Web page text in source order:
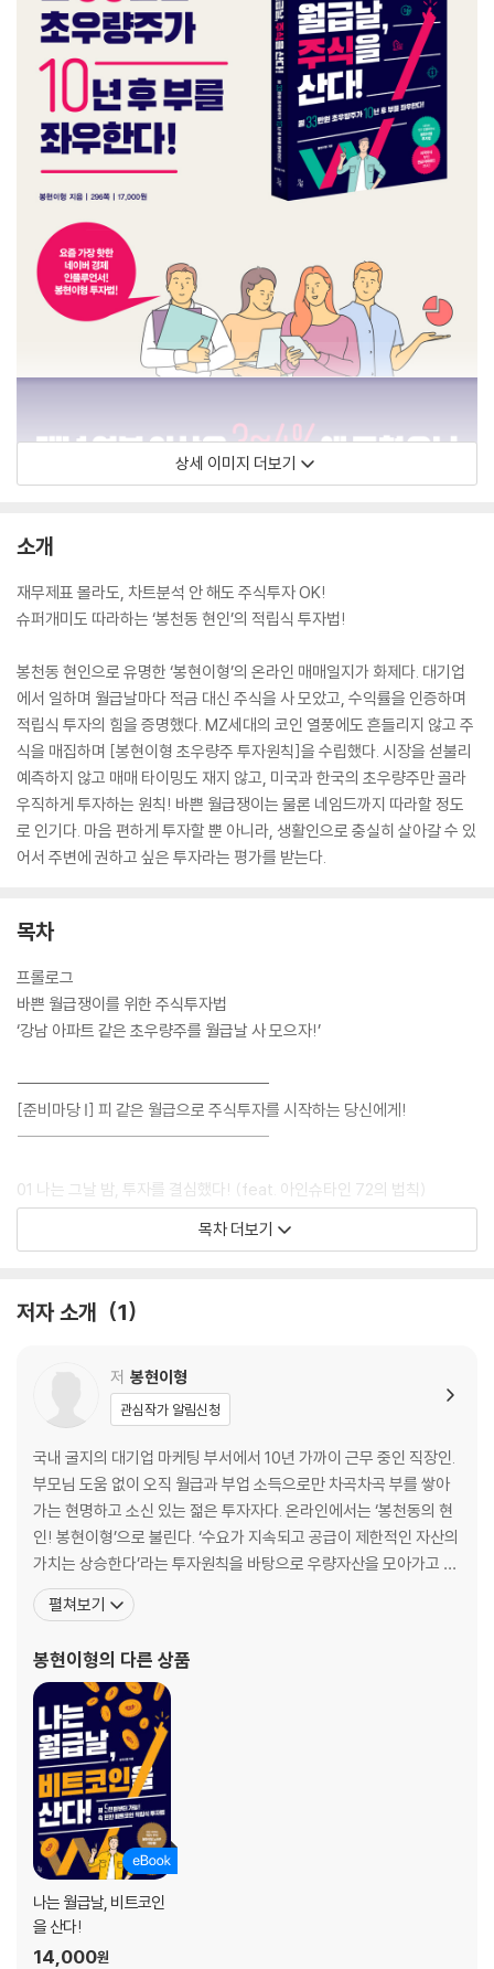
상세 이미지 더보기
소개
재무제표 몰라도, 차트분석 안 해도 주식투자 OK!
슈퍼개미도 따라하는 ‘봉천동 현인’의 적립식 투자법!
봉천동 현인으로 유명한 ‘봉현이형’의 온라인 매매일지가 화제다. 대기업
에서 일하며 월급날마다 적금 대신 주식을 사 모았고, 수익률을 인증하며
적립식 투자의 힘을 증명했다. MZ세대의 코인 열풍에도 흔들리지 않고 주
식을 매집하며 [봉현이형 초우량주 투자원칙]을 수립했다. 시장을 섣불리
예측하지 않고 매매 타이밍도 재지 않고, 미국과 한국의 초우량주만 골라
우직하게 투자하는 원칙! 바쁜 월급쟁이는 물론 네임드까지 따라할 정도
로 인기다. 마음 편하게 투자할 뿐 아니라, 생활인으로 충실히 살아갈 수 있
어서 주변에 권하고 싶은 투자라는 평가를 받는다.
목차
프롤로그
바쁜 월급쟁이를 위한 주식투자법
‘강남 아파트 같은 초우량주를 월급날 사 모으자!’
--------------------------------------
[준비마당 Ⅰ] 피 같은 월급으로 주식투자를 시작하는 당신에게!
--------------------------------------
01 나는 그날 밤, 투자를 결심했다! (feat. 아인슈타인 72의 법칙)
5,000만원을 1억원으로 만들려면 70년이 걸린다고?
02 은행 예적금 말고 어디에 투자해야 하나?
창업? 가상화폐? 부동산? 지금 내가 할 수 있는 투자는 무엇인가?
03 내 월급으로 강남 아파트 사는 건 불가능하다
강남 아파트는 30년 전에도 비쌌다!
일해서 모은 돈으로 살 수 있는 물건이 줄어들고 있다!
04 노동자 계급의 생존투자법 (feat. 수요지속, 공급제한, 우량자산)
30대 직장인이 뭘 할 수 있을까?
노동자 계급의 생존법, 수요가 지속되고 공급이 제한적인 우량자산에 투자
하기
05 절실하고 절박하게! 지금 당장 우량주식을 사 모으자!
급등한 서울 아파트는 잘못이 없다! - 화폐가치의 하락
금값도 두 배, 아파트도 두 배! 삼성전자도 세 배! 모두 올랐다! 다 올랐다!
06 대기업 직원이 부업을 뛰며 삼성전자를 샀던 이유 (feat. 당근마켓, 배
민커넥트)
자산 200% 오를 때 시급은 45% 인상! 나는 마음이 급해졌다
우량자산을 사야 한다는 간절함! 부동산도 놓쳤는데, 주식마저 놓치고 싶
지 않았다
07 월급, 꾸준한 현금흐름이 주는 강력한 힘
지금 이 상승장은 언제까지 계속될까?
하락장과 횡보장에도 주식 매수! 월급의 힘!
월급으로 1조 자산가가 된 할아버지 이야기
08 주식 매수타이밍? ‘오늘이 가장 싸요!’
‘다롱씨, 그냥 오늘 사세요!’
월급쟁이라면 근무시간에 충실할 것! 매월 25일은 주식을 살 것!
목차 더보기
저자 소개 1
저 봉현이형
관심작가 알림신청
국내 굴지의 대기업 마케팅 부서에서 10년 가까이 근무 중인 직장인.
부모님 도움 없이 오직 월급과 부업 소득으로만 차곡차곡 부를 쌓아
가는 현명하고 소신 있는 젊은 투자자다. 온라인에서는 ‘봉천동의 현
인! 봉현이형’으로 불린다. ‘수요가 지속되고 공급이 제한적인 자산의
가치는 상승한다’라는 투자원칙을 바탕으로 우량자산을 모아가고 있
다. 단순하지만 강력한 적립식 투자를 통해, 경제적 자유를 넘어 영혼
의 자유를 꿈꾸고 있다. 앞으로 펼쳐질 갈등과 분열의 시대, 가치관이
떻게 해야 할까? 이미 부자가 된 사람들
펼쳐보기
봉현이형의 다른 상품
나는 월급날, 비트코인
을 산다!
14,000원